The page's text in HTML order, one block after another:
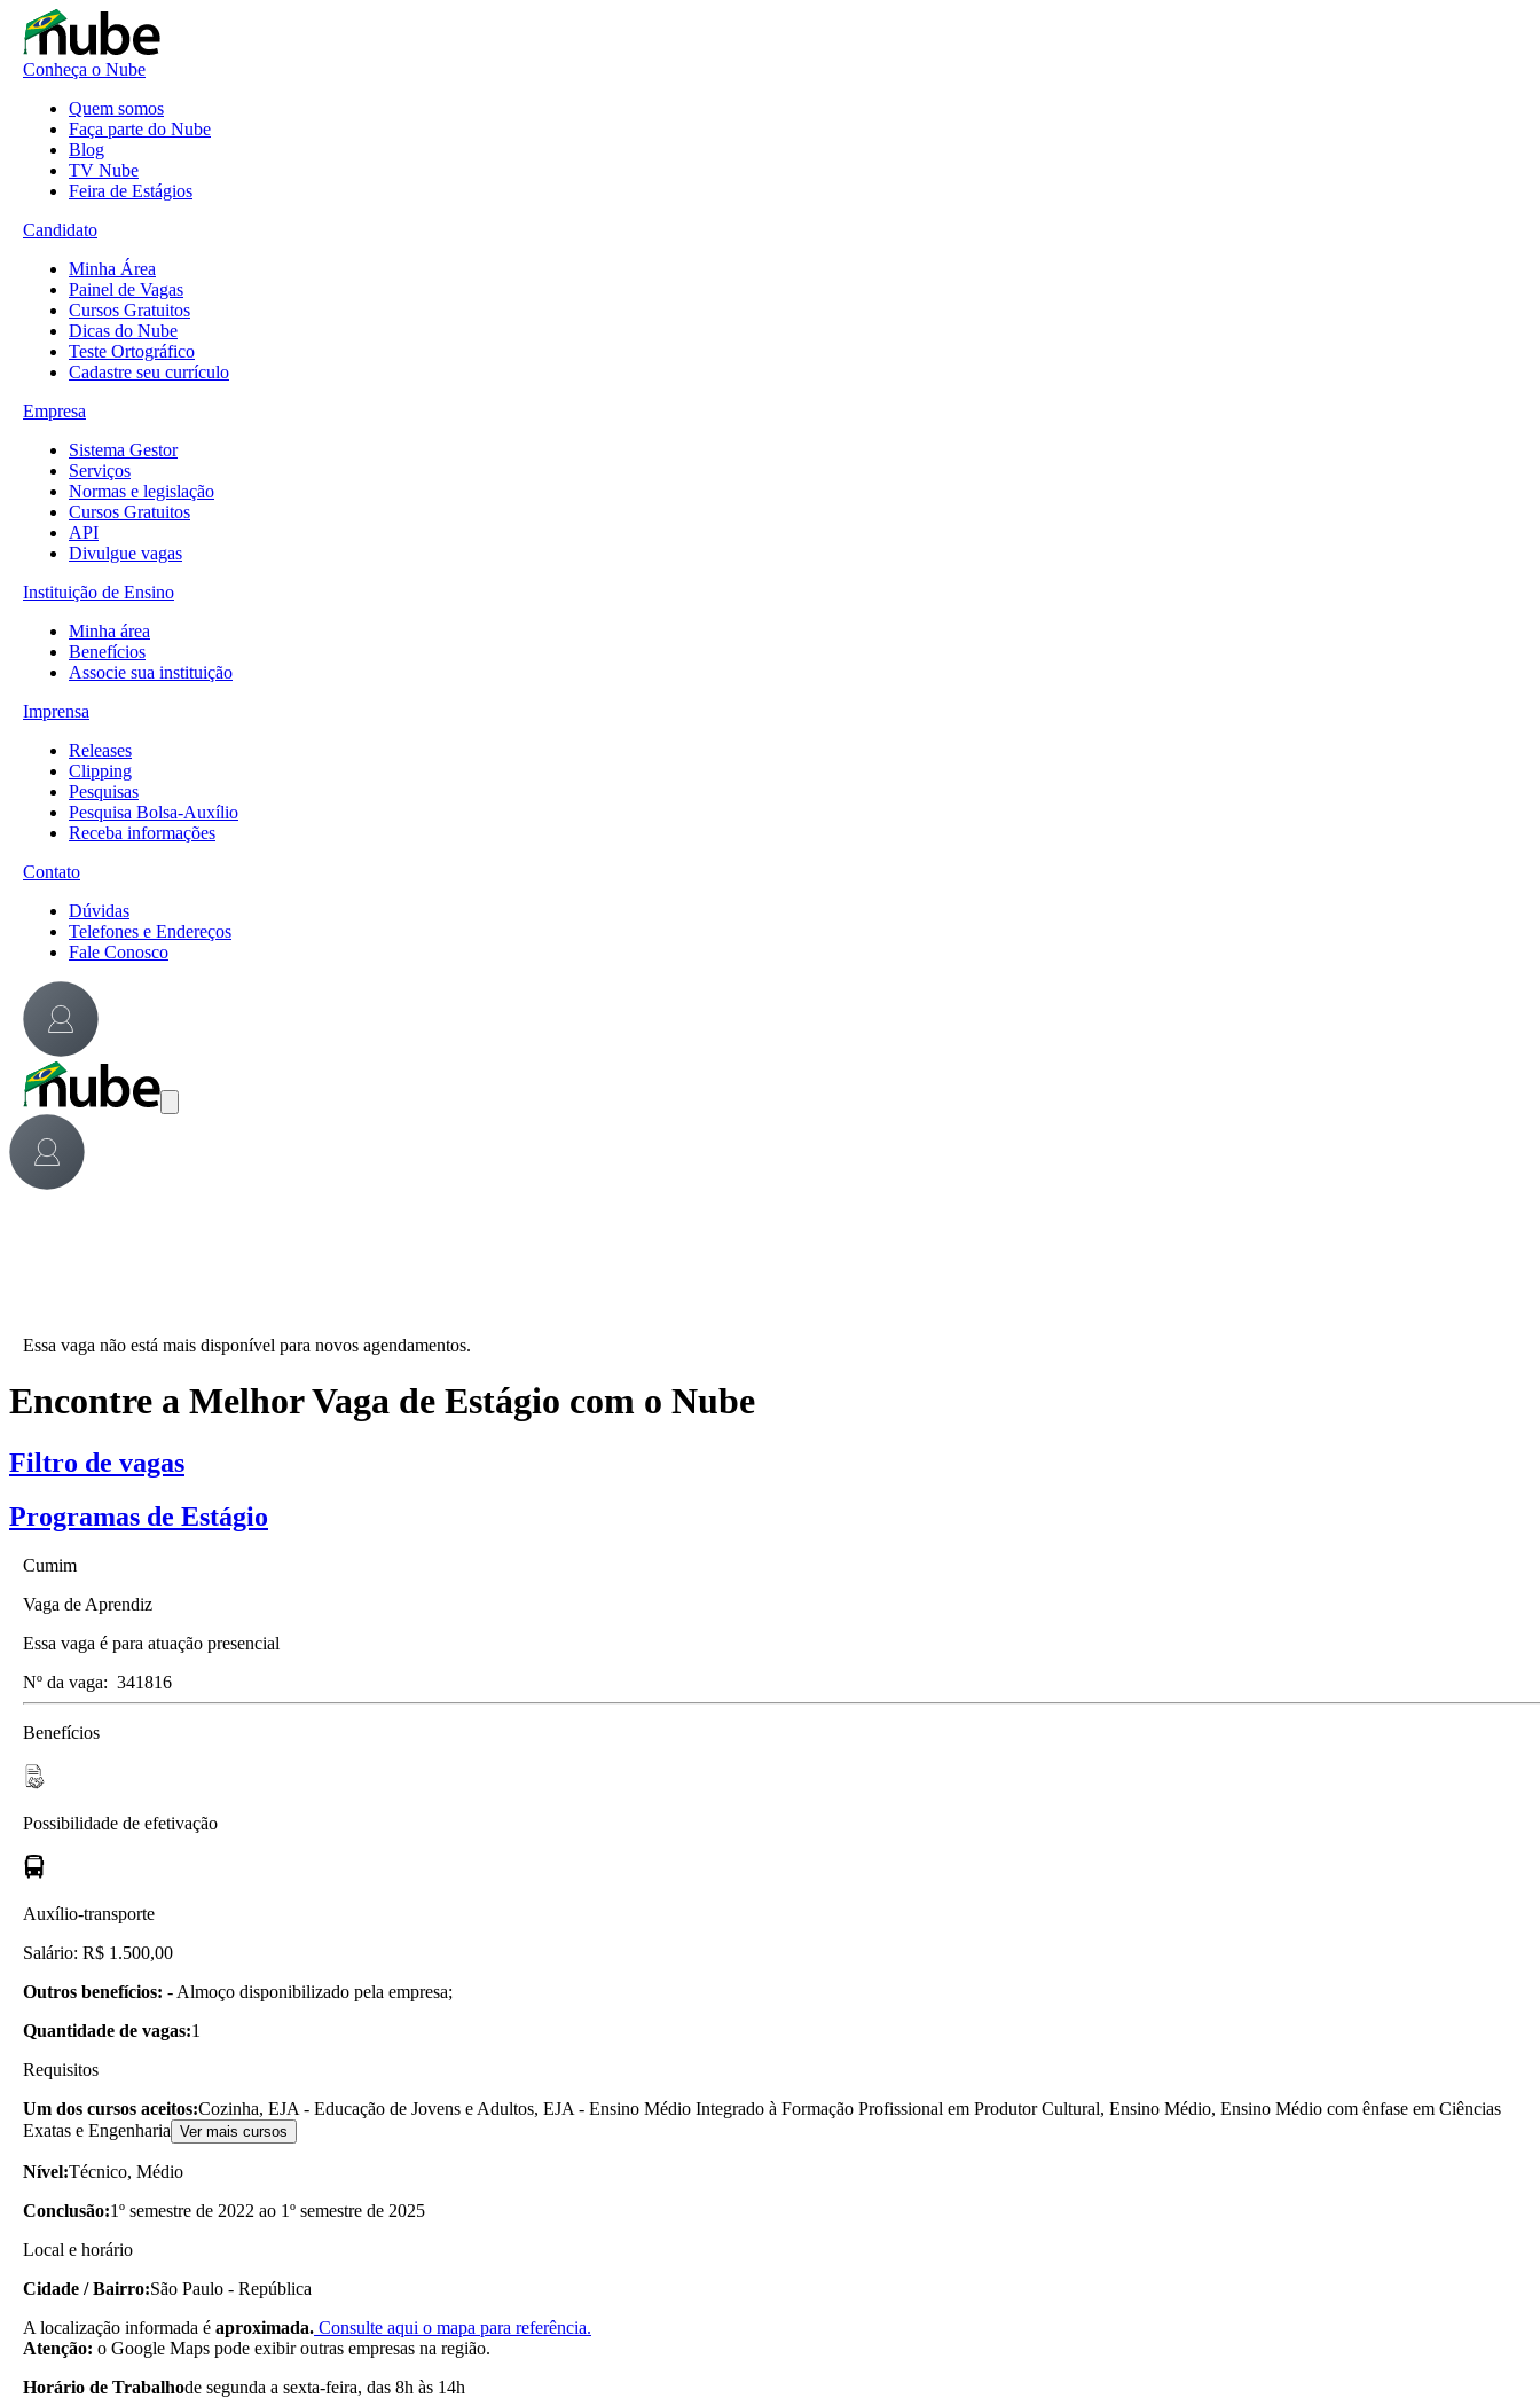
Conheça o Nube
Quem somos
Faça parte do Nube
Blog
TV Nube
Feira de Estágios
Candidato
Minha Área
Painel de Vagas
Cursos Gratuitos
Dicas do Nube
Teste Ortográfico
Cadastre seu currículo
Empresa
Sistema Gestor
Serviços
Normas e legislação
Cursos Gratuitos
API
Divulgue vagas
Instituição de Ensino
Minha área
Benefícios
Associe sua instituição
Imprensa
Releases
Clipping
Pesquisas
Pesquisa Bolsa-Auxílio
Receba informações
Contato
Dúvidas
Telefones e Endereços
Fale Conosco
Essa vaga não está mais disponível para novos agendamentos.
Encontre a Melhor Vaga de Estágio com o Nube
Filtro de vagas
Programas de Estágio
Cumim
Vaga de Aprendiz
Essa vaga é para atuação presencial
Nº da vaga: 341816
Benefícios
Possibilidade de efetivação
Auxílio-transporte
Salário: R$ 1.500,00
Outros benefícios: - Almoço disponibilizado pela empresa;
Quantidade de vagas:1
Requisitos
Um dos cursos aceitos:Cozinha, EJA - Educação de Jovens e Adultos, EJA - Ensino Médio Integrado à Formação Profissional em Produtor Cultural, Ensino Médio, Ensino Médio com ênfase em Ciências
Exatas e Engenharia Ver mais cursos
Nível:Técnico, Médio
Conclusão:1º semestre de 2022 ao 1º semestre de 2025
Local e horário
Cidade / Bairro:São Paulo - República
A localização informada é aproximada. Consulte aqui o mapa para referência.
Atenção: o Google Maps pode exibir outras empresas na região.
Horário de Trabalhode segunda a sexta-feira, das 8h às 14h